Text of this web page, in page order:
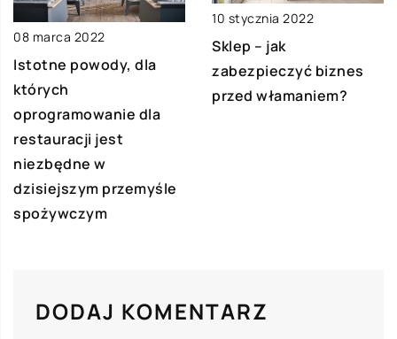
08 marca 2022
Istotne powody, dla
których
oprogramowanie dla
restauracji jest
niezbędne w
dzisiejszym przemyśle
spożywczym
10 stycznia 2022
Sklep – jak
zabezpieczyć biznes
przed włamaniem?
DODAJ KOMENTARZ